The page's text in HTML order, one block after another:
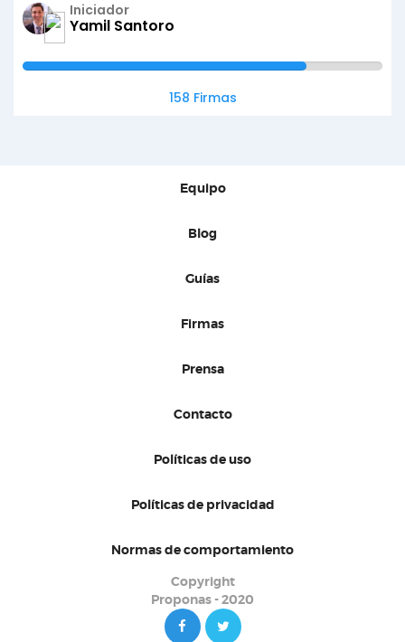
Iniciador
Yamil Santoro
158 Firmas
Equipo
Blog
Guías
Firmas
Prensa
Contacto
Políticas de uso
Políticas de privacidad
Normas de comportamiento
Copyright
Proponas - 2020